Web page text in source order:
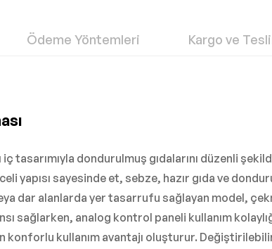
tasarımıyla dondurulmuş gıdalarını düzenli
yapısı sayesinde et, sebze, hazır gıda ve
dar alanlarda yer tasarrufu sağlayan model,
analog kontrol paneli kullanım
kullanım avantajı oluşturur.
Ödeme Yöntemleri Kargo ve